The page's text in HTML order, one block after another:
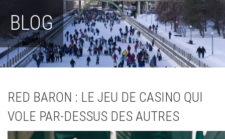
BLOG
RED BARON : LE JEU DE CASINO QUI
VOLE PAR-DESSUS DES AUTRES